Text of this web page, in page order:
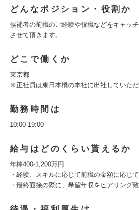
どんなポジション・役割か
候補者の前職のご経験や役職などをキャッ
させて頂きます。
どこで働くか
東京都
※正社員は東日本橋の本社に出社していただ
勤務時間は
10:00-19:00
給与はどのくらい貰えるか
年棒400-1,200万円
・経験、スキルに応じて前職の金額に応じ
・最終面接の際に、希望年収をヒアリング致